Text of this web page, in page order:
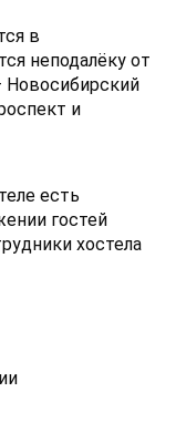
в
неподалёку от
Новосибирский
и
есть
гостей
хостела